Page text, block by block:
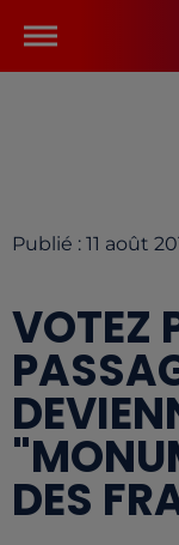
Publié : 11 août
VOTEZ
DES